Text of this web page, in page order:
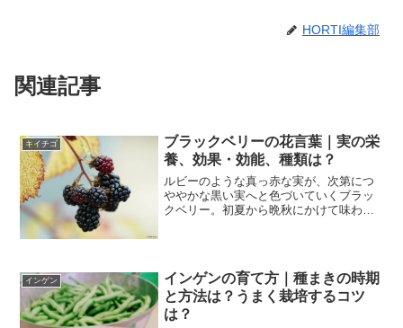
HORTI編集部
関連記事
キイチゴ
ブラックベリーの花言葉｜実の栄
養、効果・効能、種類は？
ルビーのような真っ赤な実が、次第につ
ややかな黒い実へと色づいていくブラッ
クベリー。初夏から晩秋にかけて味わい
クベリーとはどんな植物なの...
インゲン
インゲンの育て方｜種まきの時期
と方法は？うまく栽培するコツ
は？